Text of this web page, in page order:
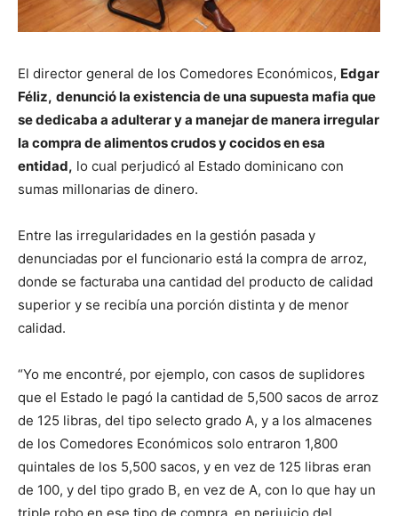
El director general de los Comedores Económicos, Edgar
Féliz, denunció la existencia de una supuesta mafia que
se dedicaba a adulterar y a manejar de manera irregular
la compra de alimentos crudos y cocidos en esa
entidad, lo cual perjudicó al Estado dominicano con
sumas millonarias de dinero.
Entre las irregularidades en la gestión pasada y
denunciadas por el funcionario está la compra de arroz,
donde se facturaba una cantidad del producto de calidad
superior y se recibía una porción distinta y de menor
calidad.
“Yo me encontré, por ejemplo, con casos de suplidores
que el Estado le pagó la cantidad de 5,500 sacos de arroz
de 125 libras, del tipo selecto grado A, y a los almacenes
de los Comedores Económicos solo entraron 1,800
quintales de los 5,500 sacos, y en vez de 125 libras eran
de 100, y del tipo grado B, en vez de A, con lo que hay un
triple robo en ese tipo de compra, en perjuicio del